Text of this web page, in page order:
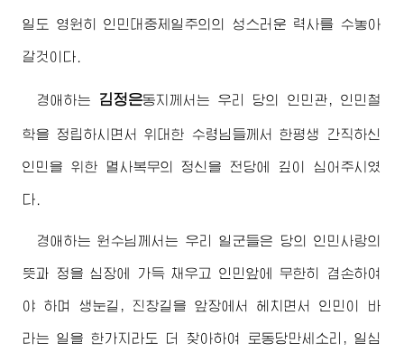
일도 영원히 인민대중제일주의의 성스러운 력사를 수놓아
갈것이다.
경애하는 김정은동지 께서는 우리 당의 인민관, 인민철
학을 정립하시면서위대한 수령님 들께서 한평생 간직하신
인민을 위한 멸사복무의 정신을 전당에 깊이 심어주시였
다.
경애하는 원수님 께서는 우리 일군들은 당의 인민사랑의
뜻과 정을 심장에 가득 채우고 인민앞에 무한히 겸손하여
야 하며 생눈길, 진창길을 앞장에서 헤치면서 인민이 바
라는 일을 한가지라도 더 찾아하여 로동당만세소리, 일심